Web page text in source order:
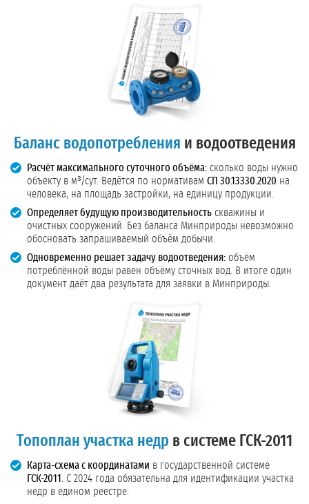
Баланс водопотребления и водоотведения
Расчёт максимального суточного объёма: сколько воды нужно
объекту в м³/сут. Ведётся по нормативам СП 30.13330.2020 на
человека, на площадь застройки, на единицу продукции.
Определяет будущую производительность скважины и
очистных сооружений. Без баланса Минприроды невозможно
обосновать запрашиваемый объём добычи.
Одновременно решает задачу водоотведения: объём
потреблённой воды равен объёму сточных вод. В итоге один
документ даёт два результата для заявки в Минприроды.
Топоплан участка недр в системе ГСК-2011
Карта-схема с координатами в государственной системе
ГСК-2011
. С 2024 года обязательна для идентификации участка
недр в едином реестре.